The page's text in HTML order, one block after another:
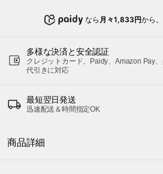
なら 月々1,833円から
多様な決済と安全認証
クレジットカード、Paidy、Amazon Pay、
代引きに対応
最短翌日発送
迅速配送＆時間指定OK
商品詳細